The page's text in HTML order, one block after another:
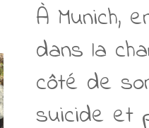
À Munich,
dans la
côté de
suicide et